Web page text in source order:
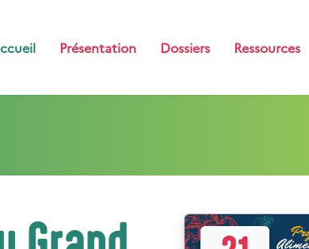
Présentation Dossiers Ressources